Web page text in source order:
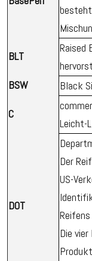
BLT
Raised
BSW
Black
C
Leicht-
DOT
Der
US-
Die